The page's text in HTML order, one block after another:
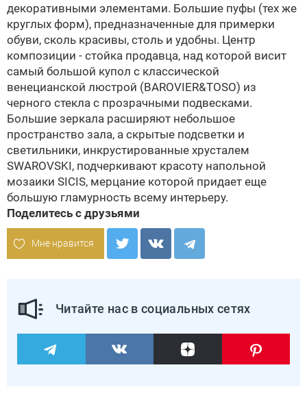
декоративными элементами. Большие пуфы (тех же
круглых форм), предназначенные для примерки
обуви, сколь красивы, столь и удобны. Центр
композиции - стойка продавца, над которой висит
самый большой купол с классической
венецианской люстрой (BAROVIER&TOSO) из
черного стекла с прозрачными подвесками.
Большие зеркала расширяют небольшое
пространство зала, а скрытые подсветки и
светильники, инкрустированные хрусталем
SWAROVSKI, подчеркивают красоту напольной
мозаики SICIS, мерцание которой придает еще
большую гламурность всему интерьеру.
Поделитесь с друзьями
Мне нравится
Читайте нас в социальных сетях